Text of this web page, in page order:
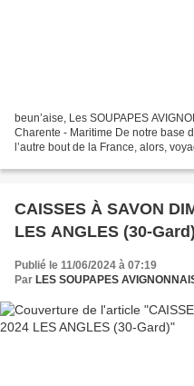
beun’aise, Les SOUPAPES
Charente - Maritime De notre base
l’autre bout de la France, alors,
CAISSES À SAVON
LES ANGLES (30-Gard)
Publié le 11/06/2024 à 07:19
Par LES SOUPAPES